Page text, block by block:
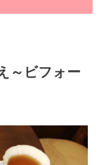
～ビフォー